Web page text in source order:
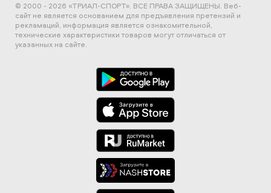
© 2000 - 2026 «ТРИАЛ-СПОРТ». ВСЕ ПРАВА ЗАЩИЩЕНЫ. Веб-
сайт не является основанием для предъявления претензий и
рекламаций, информация является ознакомительной,
технические характеристики товаров могут отличаться от
указанных на сайте.